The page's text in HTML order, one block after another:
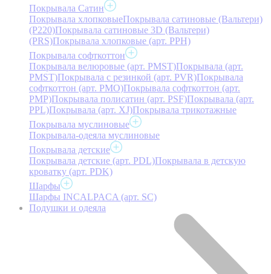
Покрывала Сатин
Покрывала хлопковыеПокрывала сатиновые (Вальтери)
(P220)Покрывала сатиновые 3D (Вальтери)
(PRS)Покрывала хлопковые (арт. PPH)
Покрывала софткоттон
Покрывала велюровые (арт. PMST)Покрывала (арт.
PMST)Покрывала с резинкой (арт. PVR)Покрывала
софткоттон (арт. PMO)Покрывала софткоттон (арт.
PMP)Покрывала полисатин (арт. PSF)Покрывала (арт.
PPL)Покрывала (арт. XJ)Покрывала трикотажные
Покрывала муслиновые
Покрывала-одеяла муслиновые
Покрывала детские
Покрывала детские (арт. PDL)Покрывала в детскую
кроватку (арт. PDK)
Шарфы
Шарфы INCALPACA (арт. SC)
Подушки и одеяла